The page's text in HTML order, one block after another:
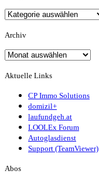
Kategorien
Archiv
Archiv
Aktuelle Links
CP Immo Solutions
domizil+
laufundgeh.at
LOOLEx Forum
Autoglasdienst
Support (TeamViewer)
Abos